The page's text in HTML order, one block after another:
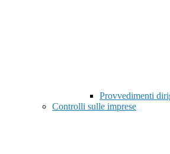
Provvedimenti
Controlli sulle imprese